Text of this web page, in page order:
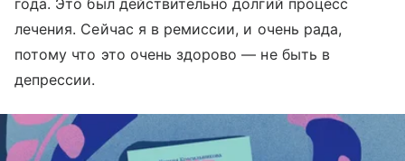
года. Это был действительно долгий процесс
лечения. Сейчас я в ремиссии, и очень рада,
потому что это очень здорово — не быть в
депрессии.